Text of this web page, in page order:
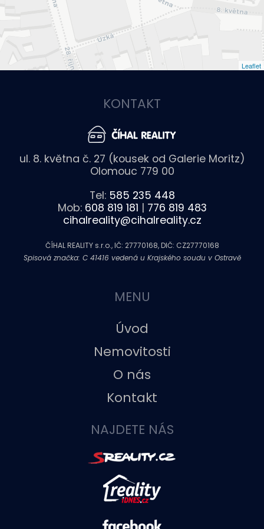
Leaflet
KONTAKT
ul. 8. května č. 27 (kousek od Galerie Moritz)
Olomouc 779 00
Tel: 585 235 448
Mob: 608 819 181 | 776 819 483
cihalreality@cihalreality.cz
ČÍHAL REALITY s.r.o., IČ: 27770168, DIČ: CZ27770168
Spisová značka: C 41416 vedená u Krajského soudu v Ostravě
MENU
Úvod
Nemovitosti
O nás
Kontakt
NAJDETE NÁS